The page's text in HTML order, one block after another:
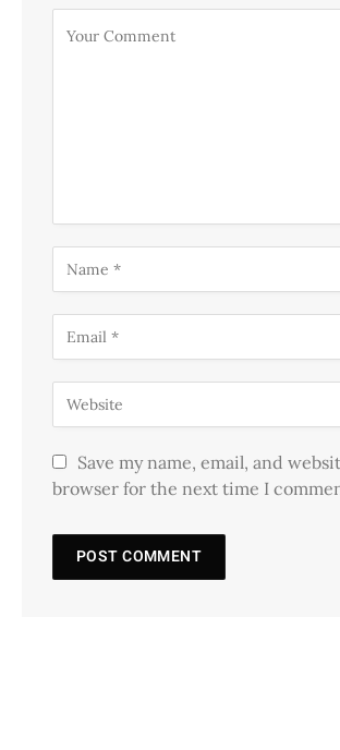
Save my name, email, and
browser for the next time I